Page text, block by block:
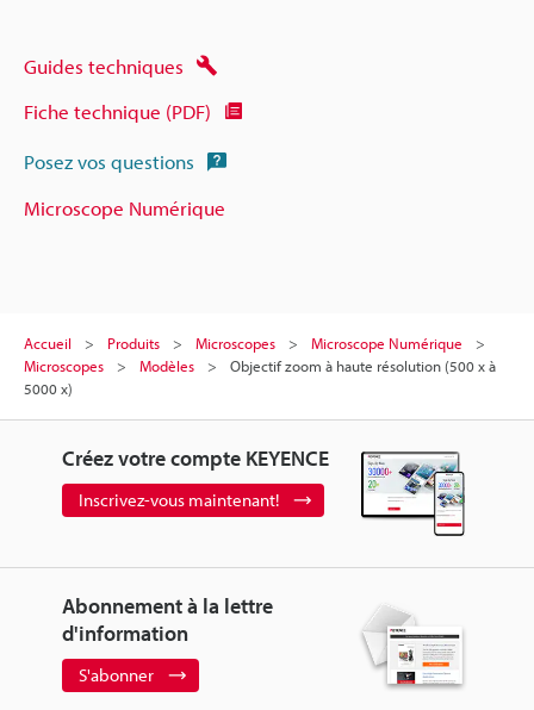
Guides techniques
Fiche technique (PDF)
Posez vos questions
Microscope Numérique
Accueil Produits Microscopes
Microscope Numérique
Microscopes
Modèles
Objectif zoom à haute résolution (500 x à
5000 x)
Créez votre compte KEYENCE
Inscrivez-vous maintenant!
Abonnement à la lettre
d'information
S'abonner